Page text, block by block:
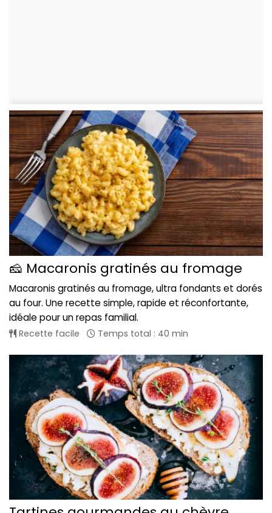
🧀 Macaronis gratinés au fromage
Macaronis gratinés au fromage, ultra fondants et dorés
au four. Une recette simple, rapide et réconfortante,
idéale pour un repas familial.
Recette facile Temps total : 40 min